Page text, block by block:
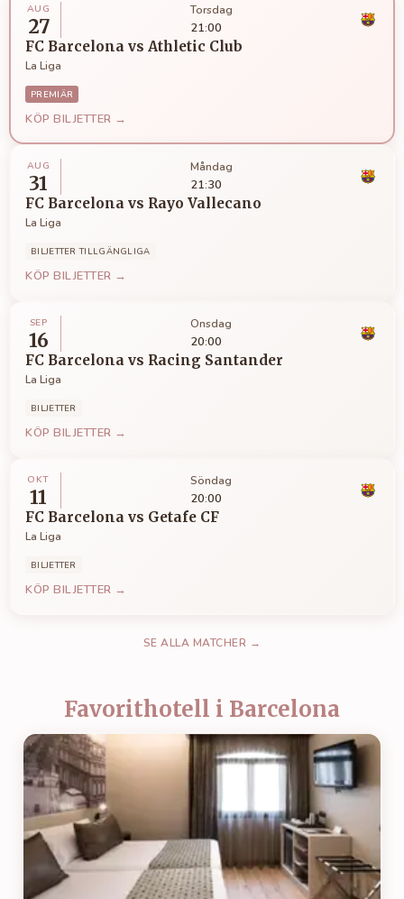
AUG
27
Torsdag
21:00
FC Barcelona vs Athletic Club
La Liga
PREMIÄR
KÖP BILJETTER →
AUG
31
Måndag
21:30
FC Barcelona vs Rayo Vallecano
La Liga
BILJETTER TILLGÄNGLIGA
KÖP BILJETTER →
SEP
16
Onsdag
20:00
FC Barcelona vs Racing Santander
La Liga
BILJETTER
KÖP BILJETTER →
OKT
11
Söndag
20:00
FC Barcelona vs Getafe CF
La Liga
BILJETTER
KÖP BILJETTER →
SE ALLA MATCHER →
Favorithotell i Barcelona